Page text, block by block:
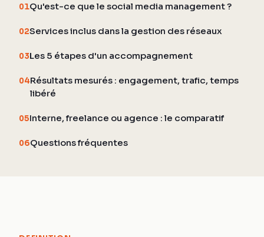
01Qu'est-ce que le social media management ?
02Services inclus dans la gestion des réseaux
03Les 5 étapes d'un accompagnement
04Résultats mesurés : engagement, trafic, temps
libéré
05Interne, freelance ou agence : le comparatif
06Questions fréquentes